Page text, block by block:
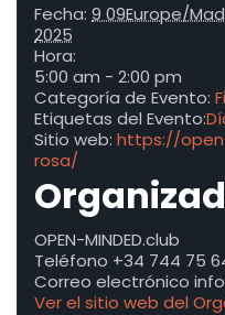
Fecha: 9 09Europe/
2025
Hora:
5:00 am - 2:00 pm
Categoría de Evento:
Etiquetas del Evento:
Sitio web: https://
rosa/
OPEN-MINDED.club
Teléfono +34 744 75
Correo electrónico
Ver el sitio web del